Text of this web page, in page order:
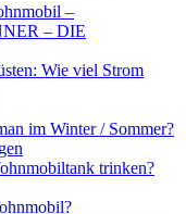
–
– DIE
Wie viel Strom
im Winter / Sommer?
trinken?